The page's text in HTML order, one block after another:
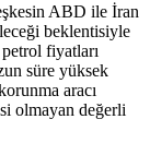
ABD ile İran
beklentisiyle
fiyatları
süre yüksek
aracı
olmayan değerli